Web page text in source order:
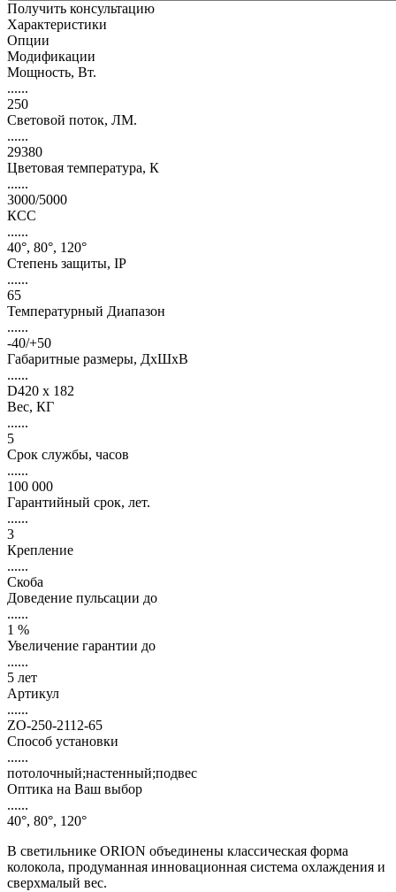
Получить консультацию
Характеристики
Опции
Модификации
Мощность, Вт.
......
250
Световой поток, ЛМ.
......
29380
Цветовая температура, К
......
3000/5000
КСС
......
40°, 80°, 120°
Степень защиты, IP
......
65
Температурный Диапазон
......
-40/+50
Габаритные размеры, ДхШхВ
......
D420 x 182
Вес, КГ
......
5
Срок службы, часов
......
100 000
Гарантийный срок, лет.
......
3
Крепление
......
Скоба
Доведение пульсации до
......
1 %
Увеличение гарантии до
......
5 лет
Артикул
......
ZO-250-2112-65
Способ установки
......
потолочный;настенный;подвес
Оптика на Ваш выбор
......
40°, 80°, 120°
В светильнике ORION объединены классическая форма
колокола, продуманная инновационная система охлаждения и
сверхмалый вес.